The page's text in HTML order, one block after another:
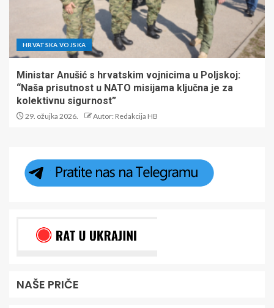
HRVATSKA VOJSKA
Ministar Anušić s hrvatskim vojnicima u Poljskoj:
“Naša prisutnost u NATO misijama ključna je za
kolektivnu sigurnost”
29. ožujka 2026. Autor: Redakcija HB
NAŠE PRIČE